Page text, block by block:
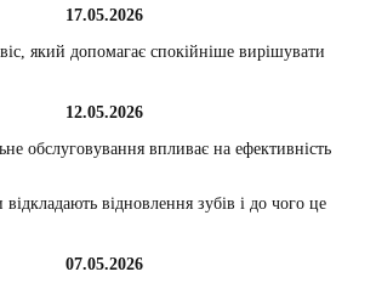
17.05.2026
який допомагає спокійніше вирішувати
12.05.2026
обслуговування впливає на ефективність
відновлення зубів і до чого це
07.05.2026